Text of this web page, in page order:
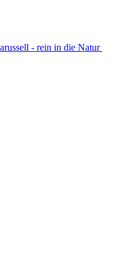
- rein in die Natur